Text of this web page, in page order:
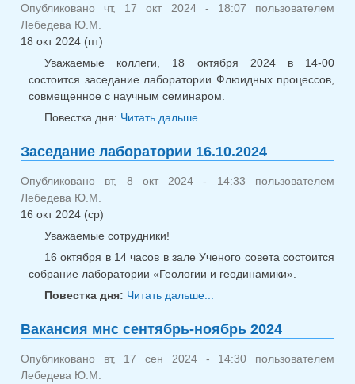
Опубликовано чт, 17 окт 2024 - 18:07 пользователем
Лебедева Ю.М.
18 окт 2024 (пт)
Уважаемые коллеги, 18 октября 2024 в 14-00
состоится заседание лаборатории Флюидных процессов,
совмещенное с научным семинаром.
Повестка дня: Читать дальше...
Заседание лаборатории 16.10.2024
Опубликовано вт, 8 окт 2024 - 14:33 пользователем
Лебедева Ю.М.
16 окт 2024 (ср)
Уважаемые сотрудники!
16 октября в 14 часов в зале Ученого совета состоится
собрание лаборатории «Геологии и геодинамики».
Повестка дня: Читать дальше...
Вакансия мнс сентябрь-ноябрь 2024
Опубликовано вт, 17 сен 2024 - 14:30 пользователем
Лебедева Ю.М.